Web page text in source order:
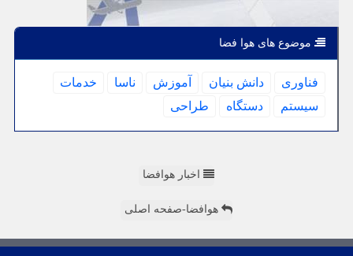
موضوع های هوا فضا
فناوری دانش بنیان آموزش ناسا
خدمات
سیستم
دستگاه طراحی
اخبار هوافضا
هوافضا-صفحه اصلی